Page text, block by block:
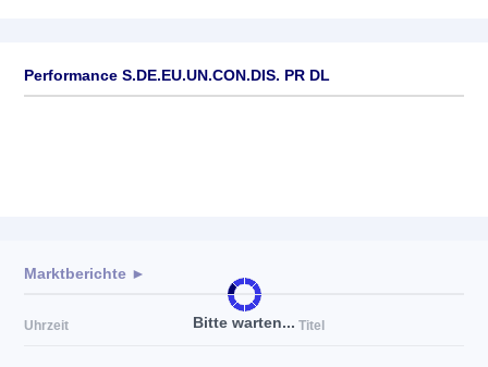
Performance S.DE.EU.UN.CON.DIS. PR DL
Bitte warten...
Marktberichte ►
Uhrzeit Titel